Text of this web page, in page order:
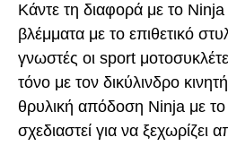
Κάντε τη διαφορά με το
βλέμματα με το επιθετικό
γνωστές οι sport
τόνο με τον δικύλινδρο
θρυλική απόδοση Ninja με
σχεδιαστεί για να ξεχωρίζει